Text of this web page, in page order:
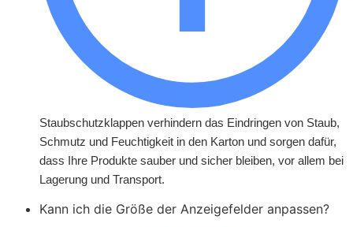
Staubschutzklappen verhindern das Eindringen von Staub,
Schmutz und Feuchtigkeit in den Karton und sorgen dafür,
dass Ihre Produkte sauber und sicher bleiben, vor allem bei
Lagerung und Transport.
Kann ich die Größe der Anzeigefelder anpassen?